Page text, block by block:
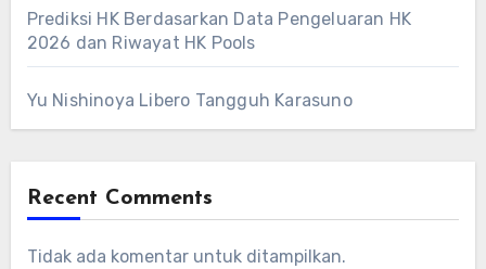
Prediksi HK Berdasarkan Data Pengeluaran HK
2026 dan Riwayat HK Pools
Yu Nishinoya Libero Tangguh Karasuno
Recent Comments
Tidak ada komentar untuk ditampilkan.